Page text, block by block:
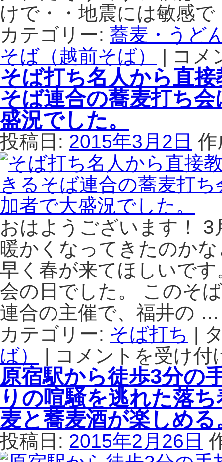
盛
り
が
り。
は
道」
2015
年
春
号
が
創
刊
さ
れ
ま
し
た。
は
けで・・地震には敏感
カテゴリー: 蕎麦・うど
そば（越前そば）
|
炙
る
磯
の
香
が
際
立
つ
奥
能
登
輪
の
岩
海
は、
丸
抜
き
そ
ば
粉
「水
仙」
で
打
っ
た
お
ろ
コメ
そば打ち名人から直
そば連合の蕎麦打ち
盛況でした。
投稿日: 2015年3月2日 作
おはようございます！
暖かくなってきたのか
早く春が来てほしいで
会の日でした。 このそ
連合の主催で、福井の
カテゴリー: そば打ち |
ば）
|
そ
ば
打
ち
名
人
か
直
接
コメントを受け付
原宿駅から徒歩3分の
りの喧騒を逃れた落
麦と蕎麦酒が楽しめる
投稿日: 2015年2月26日